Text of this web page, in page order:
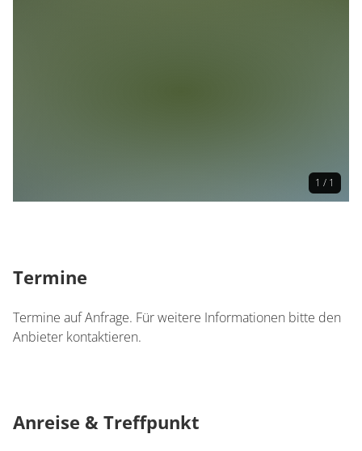
1 / 1
Termine
Termine auf Anfrage. Für weitere Informationen bitte den
Anbieter kontaktieren.
Anreise & Treffpunkt